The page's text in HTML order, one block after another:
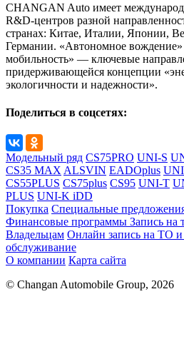
CHANGAN Auto имеет
R&D-центров разной
странах: Китае, Италии, Японии,
Германии. «Автономное вождение»
мобильность» — ключевые
придерживающейся концепции
экологичности и надежности».
Поделиться в соцсетях:
Модельный ряд CS75PRO UNI-S
CS35 MAX ALSVIN EADOplus
CS55PLUS CS75plus CS95 UNI-T
PLUS UNI-K iDD
Покупка Специальные
Финансовые программы Запись на
Владельцам Онлайн запись на ТО и
обслуживание
О компании Карта сайта
© Changan Automobile Group, 2026